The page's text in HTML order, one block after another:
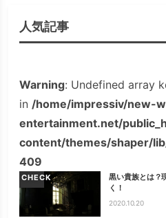
人気記事
Warning: Undefined array
in /home/impressiv/new-
entertainment.net/
content/themes/shaper/
409
CHECK
黒い貴族とは？
く！
2020.10.20